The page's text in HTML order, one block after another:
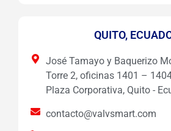
QUITO,
José Tamayo y Baquerizo
Torre 2, oficinas 1401 –
Plaza Corporativa, Quito -
contacto@valvsmart.com